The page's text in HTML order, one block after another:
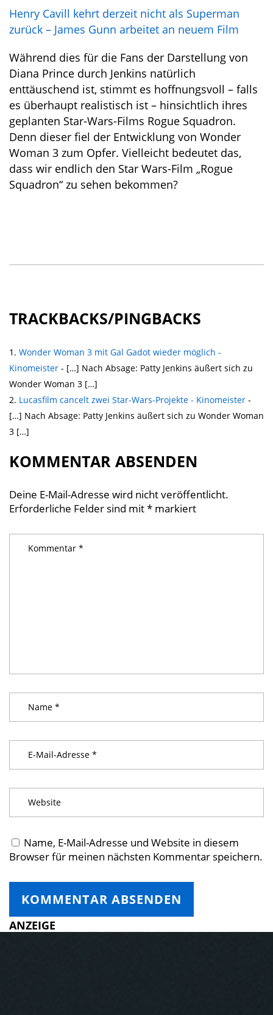
Henry Cavill kehrt derzeit nicht als Superman
zurück – James Gunn arbeitet an neuem Film
Während dies für die Fans der Darstellung von
Diana Prince durch Jenkins natürlich
enttäuschend ist, stimmt es hoffnungsvoll – falls
es überhaupt realistisch ist – hinsichtlich ihres
geplanten Star-Wars-Films Rogue Squadron.
Denn dieser fiel der Entwicklung von Wonder
Woman 3 zum Opfer. Vielleicht bedeutet das,
dass wir endlich den Star Wars-Film „Rogue
Squadron“ zu sehen bekommen?
TRACKBACKS/PINGBACKS
Wonder Woman 3 mit Gal Gadot wieder möglich -
Kinomeister - […] Nach Absage: Patty Jenkins äußert sich zu
Wonder Woman 3 […]
Lucasfilm cancelt zwei Star-Wars-Projekte - Kinomeister -
[…] Nach Absage: Patty Jenkins äußert sich zu Wonder Woman
3 […]
KOMMENTAR ABSENDEN
Deine E-Mail-Adresse wird nicht veröffentlicht.
Erforderliche Felder sind mit* markiert
Name, E-Mail-Adresse und Website in diesem
Browser für meinen nächsten Kommentar speichern.
ANZEIGE